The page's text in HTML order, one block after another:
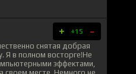
+ +15 -
снятая добрая
Я в полном восторге!Не
эффектами,